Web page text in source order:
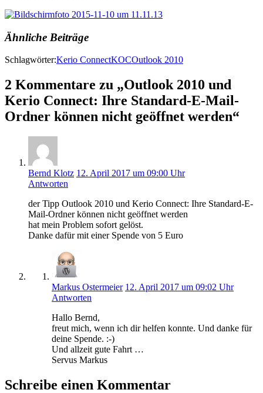
Ähnliche Beiträge
Schlagwörter:Kerio ConnectKOCOutlook 2010
2 Kommentare zu „Outlook 2010 und
Kerio Connect: Ihre Standard-E-Mail-
Ordner können nicht geöffnet werden“
Bernd Klotz 12. April 2017 um 09:00 Uhr
Antworten
der Tipp Outlook 2010 und Kerio Connect: Ihre Standard-E-
Mail-Ordner können nicht geöffnet werden
hat mein Problem sofort gelöst.
Danke dafür mit einer Spende von 5 Euro
Markus Ostermeier 12. April 2017 um 09:02 Uhr
Antworten
Hallo Bernd,
freut mich, wenn ich dir helfen konnte. Und danke für
deine Spende. :-)
Und allzeit gute Fahrt …
Servus Markus
Schreibe einen Kommentar